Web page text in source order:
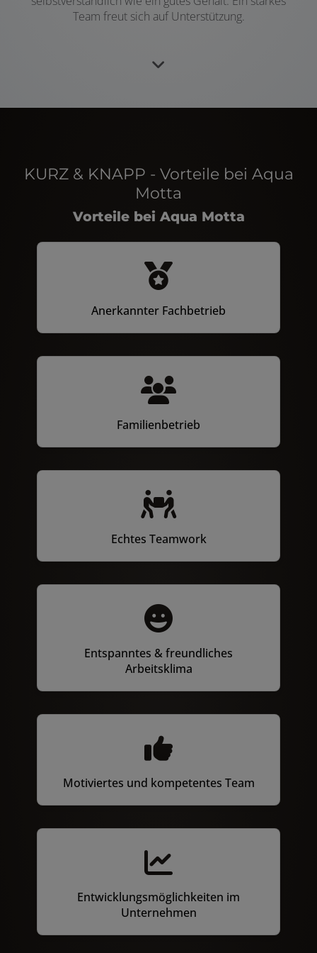
Team freut sich auf Unterstützung.
KURZ & KNAPP - Vorteile bei Aqua
Motta
Vorteile bei Aqua Motta
Anerkannter Fachbetrieb
Familienbetrieb
Echtes Teamwork
Entspanntes & freundliches
Arbeitsklima
Motiviertes und kompetentes Team
Entwicklungsmöglichkeiten im
Unternehmen